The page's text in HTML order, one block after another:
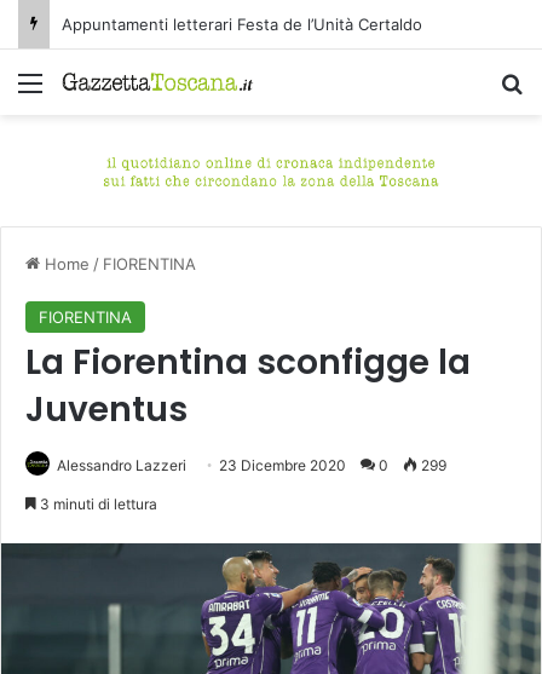
Appuntamenti letterari Festa de l’Unità Certaldo
Menu
Home / FIORENTINA
FIORENTINA
La Fiorentina sconfigge la
Juventus
Alessandro Lazzeri 23 Dicembre 2020 0 299
3 minuti di lettura